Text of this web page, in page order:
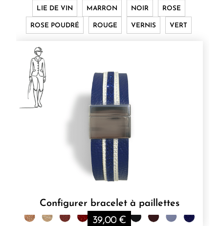
LIE DE VIN MARRON NOIR ROSE
ROSE POUDRÉ ROUGE VERNIS VERT
Configurer bracelet à paillettes
39,00 €